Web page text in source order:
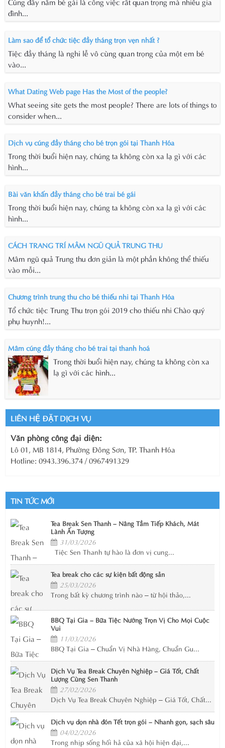
đình...
Làm sao để tổ chức tiệc đầy tháng trọn vẹn nhất ?
Tiệc đầy tháng là nghi lễ vô cùng quan trọng của một em bé
vào...
What Dating Web page Has the Most of the people?
What seeing site gets the most people? There are lots of things to
consider when...
Dịch vụ cúng đầy tháng cho bé trọn gói tại Thanh Hóa
Trong thời buổi hiện nay, chúng ta không còn xa lạ gì với các
hình...
Bài văn khấn đầy tháng cho bé trai bé gái
Trong thời buổi hiện nay, chúng ta không còn xa lạ gì với các
hình...
CÁCH TRANG TRÍ MÂM NGŨ QUẢ TRUNG THU
Mâm ngũ quả Trung thu đơn giản là một phần không thể thiếu
vào mỗi...
Chương trình trung thu cho bé thiếu nhi tại Thanh Hóa
Tổ chức tiệc Trung Thu trọn gói 2019 cho thiếu nhi Chào quý
phụ huynh!...
Mâm cúng đầy tháng cho bé trai tại thanh hoá
Trong thời buổi hiện nay, chúng ta không còn xa
lạ gì với các hình...
LIÊN HỆ ĐẶT DỊCH VỤ
Văn phòng công đại diện:
Lô 01, MB 1814, Phường Đông Sơn, TP. Thanh Hóa
Hotline: 0943.396.374 / 0967491329
TIN TỨC MỚI
Tea Break Sen Thanh – Nâng Tầm Tiếp Khách, Mát
Lành Ấn Tượng
31/03/2026
Tiệc Sen Thanh tự hào là đơn vị cung...
Tea break cho các sự kiện bất động sản
25/03/2026
Trong bất kỳ chương trình nào – từ hội thảo,...
BBQ Tại Gia – Bữa Tiệc Nướng Trọn Vị Cho Mọi Cuộc
Vui
11/03/2026
BBQ Tại Gia – Chuẩn Vị Nhà Hàng, Chuẩn Gu...
Dịch Vụ Tea Break Chuyên Nghiệp – Giá Tốt, Chất
Lượng Cùng Sen Thanh
27/02/2026
Dịch Vụ Tea Break Chuyên Nghiệp – Giá Tốt, Chất...
Dịch vụ dọn nhà đón Tết trọn gói – Nhanh gọn, sạch sâu
04/02/2026
Trong nhịp sống hối hả của xã hội hiện đại,...